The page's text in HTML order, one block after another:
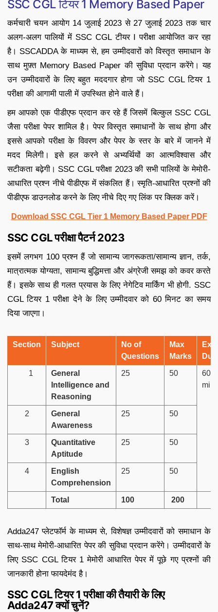
SSC CGL टियर 1 Memory Based Paper
कर्मचारी चयन आयोग 14 जुलाई 2023 से 27 जुलाई 2023 तक चार
अलग-अलग पालियों में SSC CGL टीयर I परीक्षा आयोजित कर रहा
है। SSCADDA के माध्यम से, हम उम्मीदवारों को विस्तृत समाधान के
साथ मुफ़्त Memory Based Paper की सुविधा प्रदान करेंगे। यह
उन उम्मीदवारों के लिए बहुत मददगार होगा जो SSC CGL टियर 1
परीक्षा की आगामी पाली में उपस्थित होने वाले हैं।
हम आपको एक पीडीएफ प्रदान कर रहे हैं जिसमें बिल्कुल SSC CGL
जैसा परीक्षा पेपर शामिल है। पेपर विस्तृत समाधानों के साथ होगा और
इससे आपको परीक्षा के विवरण और पेपर के स्तर के बारे में जानने में
मदद मिलेगी। इसे हल करने से अभ्यर्थियों का आत्मविश्वास और
सटीकता बढ़ेगी। SSC CGL परीक्षा 2023 की सभी पालियों के मेमोरी-
आधारित प्रश्न नीचे पीडीएफ में संकलित हैं। स्मृति-आधारित प्रश्नों की
पीडीएफ डाउनलोड करने के लिए नीचे दिए गए लिंक पर क्लिक करें।
Download SSC CGL Tier 1 Memory Based Paper PDF
SSC CGL परीक्षा पैटर्न 2023
इसमें लगभग 100 प्रश्न हैं जो सामान्य जागरूकता/सामान्य ज्ञान, तर्क,
मात्रात्मक योग्यता, सामान्य बुद्धिमत्ता और अंग्रेजी समझ को कवर करते
हैं। इसके साथ ही गलत प्रयास के लिए नेगेटिव मार्किंग भी होगी. SSC
CGL टियर 1 परीक्षा देने के लिए उम्मीदवार को 60 मिनट का समय
दिया जाएगा।
Section Subject
No of
Questions
Max
Marks
1
General
Intelligence and
Reasoning
25 50
60
2
General
Awareness
25 50
3
Quantitative
Aptitude
25 50
4
English
Comprehension
25 50
Total 100 200
Adda247 प्लेटफॉर्म के माध्यम से, विशेषज्ञ उम्मीदवारों को समाधान के
साथ-साथ मेमोरी-आधारित पेपर की सुविधा प्रदान करेंगे। उम्मीदवारों के
लिए SSC CGL टियर 1 मेमोरी आधारित पेपर में पूछे गए प्रश्नों की
जानकारी होना फायदेमंद है।
SSC CGL टियर 1 परीक्षा की तैयारी के लिए
Adda247 क्यों चुनें?